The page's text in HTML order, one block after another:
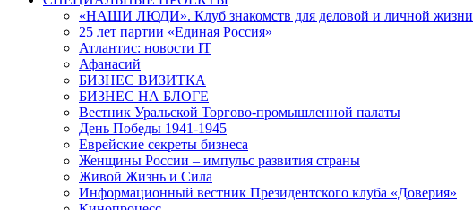
«НАШИ ЛЮДИ». Клуб знакомств для деловой и личной жизни
25 лет партии «Единая Россия»
Атлантис: новости IT
Афанасий
БИЗНЕС ВИЗИТКА
БИЗНЕС НА БЛОГЕ
Вестник Уральской Торгово-промышленной палаты
День Победы 1941-1945
Еврейские секреты бизнеса
Женщины России – импульс развития страны
Живой Жизнь и Сила
Информационный вестник Президентского клуба «Доверия»